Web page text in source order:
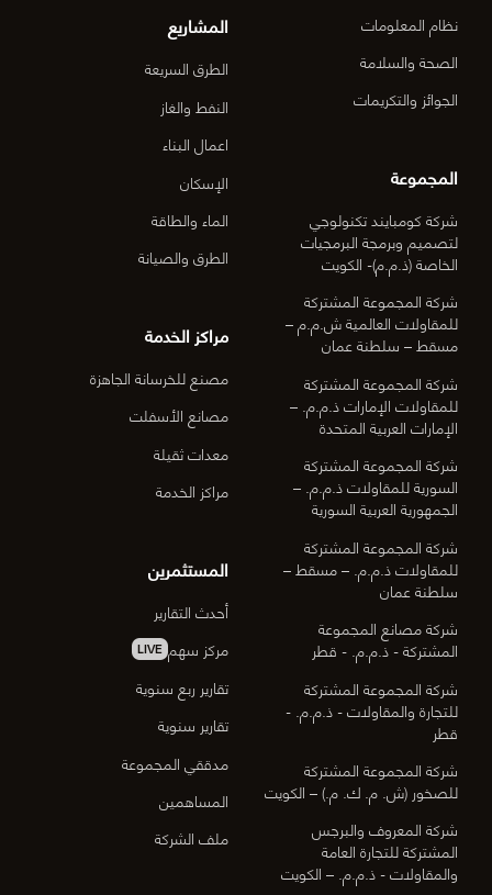
نظام المعلومات
الصحة والسلامة
الجوائز والتكريمات
المجموعة
شركة كومبايند تكنولوجي
لتصميم وبرمجة البرمجيات
الخاصة (ذ.م.م)- الكويت
شركة المجموعة المشتركة
للمقاولات العالمية ش.م.م –
مسقط – سلطنة عمان
شركة المجموعة المشتركة
للمقاولات الإمارات ذ.م.م. –
الإمارات العربية المتحدة
شركة المجموعة المشتركة
السورية للمقاولات ذ.م.م. –
الجمهورية العربية السورية
شركة المجموعة المشتركة
للمقاولات ذ.م.م. – مسقط –
سلطنة عمان
شركة مصانع المجموعة
المشتركة - ذ.م.م. - قطر
شركة المجموعة المشتركة
للتجارة والمقاولات - ذ.م.م. -
قطر
شركة المجموعة المشتركة
للصخور (ش. م. ك. م.) – الكويت
شركة المعروف والبرجس
المشتركة للتجارة العامة
والمقاولات - ذ.م.م. – الكويت
المشاريع
الطرق السريعة
النفط والغاز
اعمال البناء
الإسكان
الماء والطاقة
الطرق والصيانة
مراكز الخدمة
مصنع للخرسانة الجاهزة
مصانع الأسفلت
معدات ثقيلة
مراكز الخدمة
المستثمرين
أحدث التقارير
مركز سهم LIVE
تقارير ربع سنوية
تقارير سنوية
مدققي المجموعة
المساهمين
ملف الشركة